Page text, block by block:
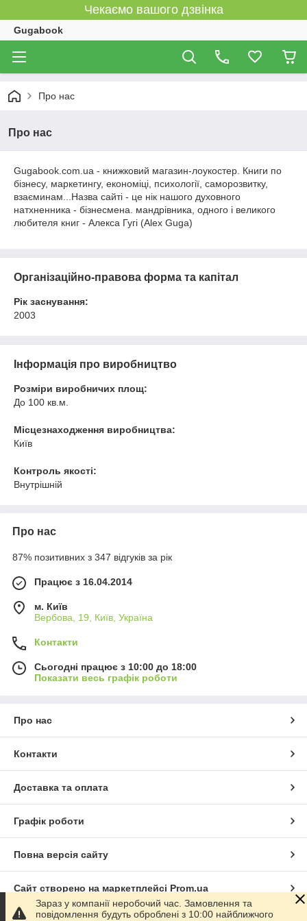
Чекаємо вашого дзвінка
Gugabook
Про нас
Про нас
Gugabook.com.ua - книжковий магазин-лоукостер. Книги по
бізнесу, маркетингу, економіці, психології, саморозвитку,
взаєминам...Назва сайті - це нік нашого духовного
натхненника - бізнесмена. мандрівника, одного і великого
любителя книг - Алекса Гугі (Alex Guga)
Організаційно-правова форма та капітал
Рік заснування:
2003
Інформація про виробництво
Розміри виробничих площ:
До 100 кв.м.
Місцезнаходження виробництва:
Київ
Контроль якості:
Внутрішній
Про нас
87% позитивних з 347 відгуків за рік
Працює з 16.04.2014
м. Київ
Вербова, 19, Київ, Україна
Контакти
Сьогодні працює з 10:00 до 18:00
Показати весь графік роботи
Про нас
Контакти
Доставка та оплата
Графік роботи
Повна версія сайту
Сайт створено на маркетплейсі Prom.ua
Зараз у компанії неробочий час. Замовлення та
повідомлення будуть оброблені з 10:00 найближчого